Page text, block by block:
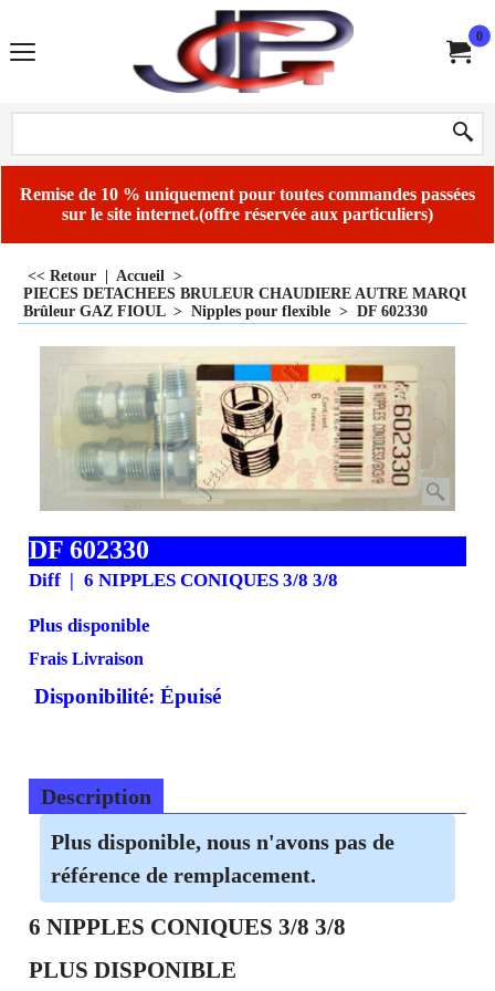
0
Remise de 10 % uniquement pour toutes commandes passées
sur le site internet.(offre réservée aux particuliers)
<< Retour Accueil >
PIECES DETACHEES BRULEUR CHAUDIERE AUTRE MARQUE
Brûleur GAZ FIOUL> Nipples pour flexible > DF 602330
DF 602330
Diff 6 NIPPLES CONIQUES 3/8 3/8
Plus disponible
Frais Livraison
Disponibilité: Épuisé
Description
Plus disponible, nous n'avons pas de
référence de remplacement.
6 NIPPLES CONIQUES 3/8 3/8
PLUS DISPONIBLE